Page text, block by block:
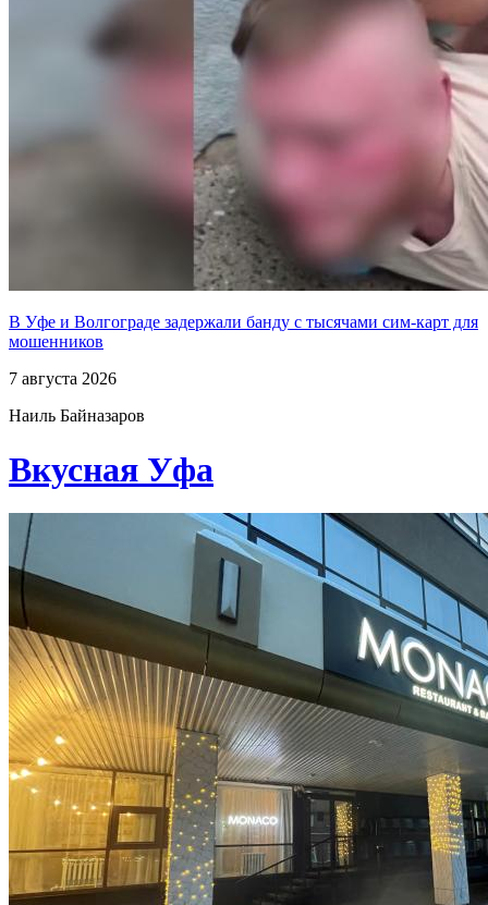
В Уфе и Волгограде задержали банду с тысячами сим-карт для
мошенников
7 августа 2026
Наиль Байназаров
Вкусная Уфа